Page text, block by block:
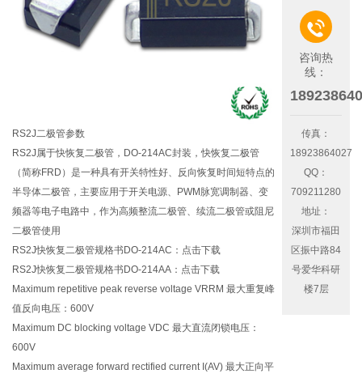
RS2J二极管参数
RS2J属于快恢复二极管，DO-214AC封装，快恢复二极管
（简称FRD）是一种具有开关特性好、反向恢复时间短特点的
半导体二极管，主要应用于开关电源、PWM脉宽调制器、变
频器等电子电路中，作为高频整流二极管、续流二极管或阻尼
二极管使用
RS2J快恢复二极管规格书DO-214AC： 点击下载
RS2J快恢复二极管规格书DO-214AA： 点击下载
Maximum repetitive peak reverse voltage VRRM 最大重复峰
值反向电压：600V
Maximum DC blocking voltage VDC 最大直流闭锁电压：
600V
Maximum average forward rectified current I(AV) 最大正向平

咨询热
线：
传真：
18923864027
QQ：
709211280
地址：
深圳市福田
区振中路84
号爱华科研
楼7层